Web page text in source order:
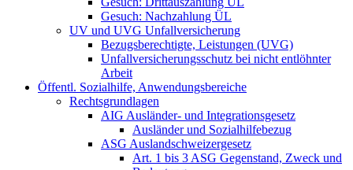
Gesuch: Nachzahlung ÜL
UV und UVG Unfallversicherung
Bezugsberechtigte, Leistungen (UVG)
Unfallversicherungsschutz bei nicht entlöhnter
Arbeit
Öffentl. Sozialhilfe, Anwendungsbereiche
Rechtsgrundlagen
AIG Ausländer- und Integrationsgesetz
Ausländer und Sozialhilfebezug
ASG Auslandschweizergesetz
Art. 1 bis 3 ASG Gegenstand, Zweck und